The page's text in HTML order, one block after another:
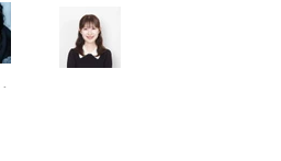
ー